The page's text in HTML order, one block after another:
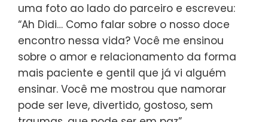
uma foto ao lado do parceiro e escreveu:
“Ah Didi… Como falar sobre o nosso doce
encontro nessa vida? Você me ensinou
sobre o amor e relacionamento da forma
mais paciente e gentil que já vi alguém
ensinar. Você me mostrou que namorar
pode ser leve, divertido, gostoso, sem